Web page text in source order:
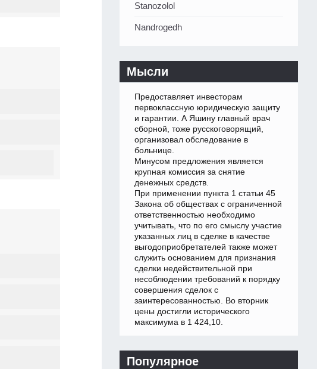
Stanozolol
Nandrogedh
Мысли
Предоставляет инвесторам
первоклассную юридическую защиту
и гарантии. А Яшину главный врач
сборной, тоже русскоговорящий,
организовал обследование в
больнице.
Минусом предложения является
крупная комиссия за снятие
денежных средств.
При применении пункта 1 статьи 45
Закона об обществах с ограниченной
ответственностью необходимо
учитывать, что по его смыслу участие
указанных лиц в сделке в качестве
выгодоприобретателей также может
служить основанием для признания
сделки недействительной при
несоблюдении требований к порядку
совершения сделок с
заинтересованностью. Во вторник
цены достигли исторического
максимума в 1 424,10.
Популярное